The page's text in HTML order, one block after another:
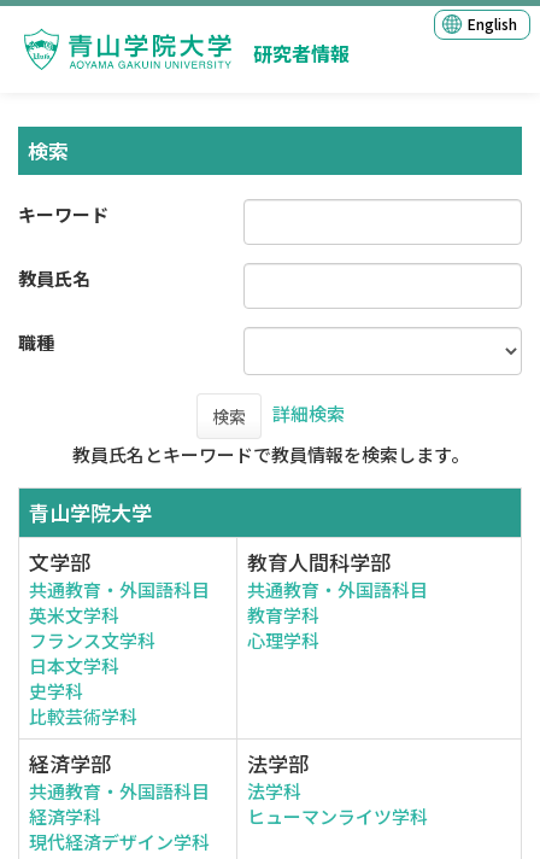
研究者情報
English
検索
キーワード
教員氏名
職種
検索
詳細検索
教員氏名とキーワードで教員情報を検索します。
青山学院大学
文学部
共通教育・外国語科目
英米文学科
フランス文学科
日本文学科
史学科
比較芸術学科
教育人間科学部
共通教育・外国語科目
教育学科
心理学科
経済学部
共通教育・外国語科目
経済学科
現代経済デザイン学科
法学部
法学科
ヒューマンライツ学科